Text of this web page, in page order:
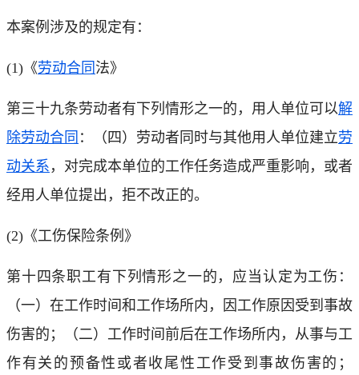
本案例涉及的规定有：
(1)《劳动合同 法》
第三十九条劳动者有下列情形之一的，用人单位可以解
除劳动合同 ：（四）劳动者同时与其他用人单位建立劳
动关系 ，对完成本单位的工作任务造成严重影响，或者
经用人单位提出，拒不改正的。
(2)《工伤保险条例》
第十四条职工有下列情形之一的，应当认定为工伤：
（一）在工作时间和工作场所内，因工作原因受到事故
伤害的；（二）工作时间前后在工作场所内，从事与工
作有关的预备性或者收尾性工作受到事故伤害的；